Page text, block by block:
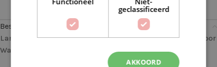
Beschrijving
Lana Grossa LL Die Sockenwolle 824: Premium Garen voor
Warme en Comfortabele Sokprojecten
geclassificeerd
AKKOORD